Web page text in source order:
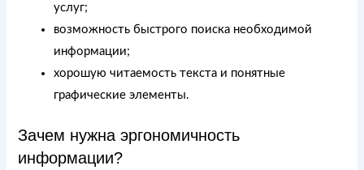
услуг;
возможность быстрого поиска необходимой
информации;
хорошую читаемость текста и понятные
графические элементы.
Зачем нужна эргономичность
информации?